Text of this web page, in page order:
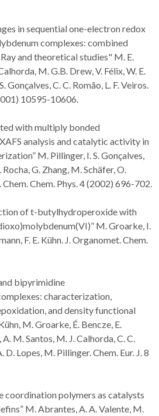
in sequential one-electron redox
complexes: combined
and theoretical studies" M. E.
M. G.B. Drew, V. Félix, W. E.
Gonçalves, C. C. Romão, L. F. Veiros.
10595-10606.
with multiply bonded
analysis and catalytic activity in
M. Pillinger, I. S. Gonçalves,
G. Zhang, M. Schäfer, O.
Chem. Chem. Phys. 4 (2002) 696-702.
of t-butylhydroperoxide with
M. Groarke, I.
F. E. Kühn. J. Organomet. Chem.
bipyrimidine
characterization,
and density functional
M. Groarke, É. Bencze, E.
M. Santos, M. J. Calhorda, C. C.
D. Lopes, M. Pillinger. Chem. Eur. J. 8
coordination polymers as catalysts
M. Abrantes, A. A. Valente, M.